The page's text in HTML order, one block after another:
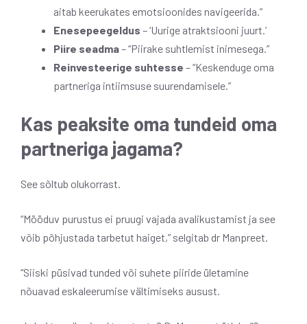
aitab keerukates emotsioonides navigeerida.”
Enesepeegeldus – ‘Uurige atraktsiooni juurt.’
Piire seadma– “Piirake suhtlemist inimesega.”
Reinvesteerige suhtesse – “Keskenduge oma
partneriga intiimsuse suurendamisele.”
Kas peaksite oma tundeid oma
partneriga jagama?
See sõltub olukorrast.
“Mööduv purustus ei pruugi vajada avalikustamist ja see
võib põhjustada tarbetut haiget,” selgitab dr Manpreet.
“Siiski püsivad tunded või suhete piiride ületamine
nõuavad eskaleerumise vältimiseks ausust.